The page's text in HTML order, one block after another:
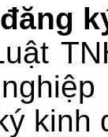
kinh